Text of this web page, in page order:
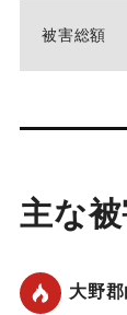
被害総額
主な
大野